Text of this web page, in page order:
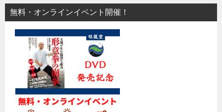
無料・オンラインイベント開催！